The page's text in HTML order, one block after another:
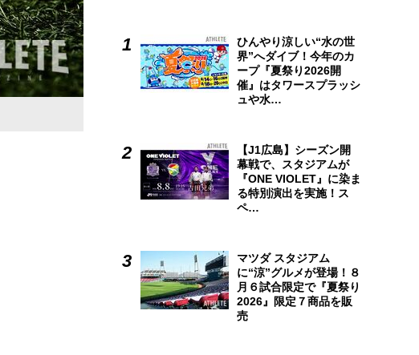
記事に加え、入団者募集ページや対戦相手を探す試合マッ
https://jhb-magazine.com/
ひんやり涼しい“水の世
界”へダイブ！今年のカ
ープ『夏祭り2026開
催』はタワースプラッシ
ュや水…
【J1広島】シーズン開
幕戦で、スタジアムが
『ONE VIOLET』に染ま
る特別演出を実施！ス
ペ…
マツダ スタジアム
に“涼”グルメが登場！８
月６試合限定で『夏祭り
2026』限定７商品を販
売